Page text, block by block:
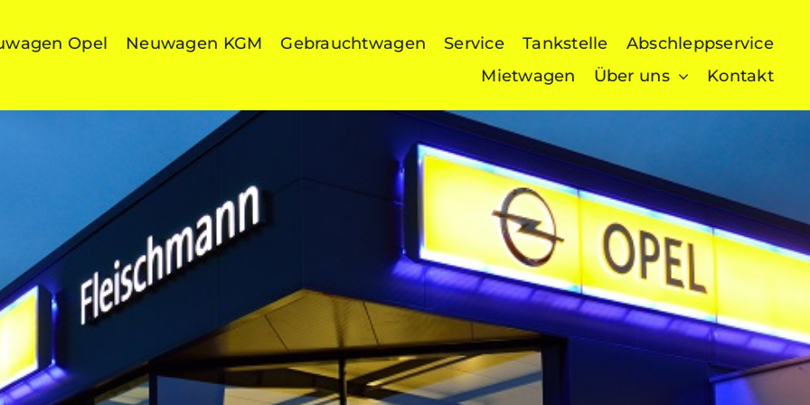
Opel Neuwagen KGM Gebrauchtwagen Service Tankstelle
Abschleppservice
Mietwagen
Über uns Kontakt